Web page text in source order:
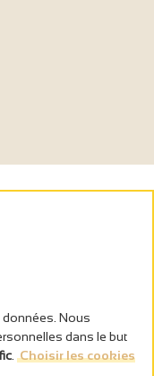
Nous
dans le but
Choisir les cookies